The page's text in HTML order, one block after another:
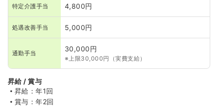
特定介護手当 4,800円
処遇改善手当 5,000円
通勤手当
30,000円
※上限30,000円（実費支給）
昇給 / 賞与
昇給：年1回
賞与：年2回